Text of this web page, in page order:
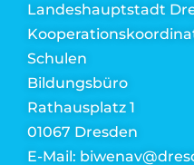
Landeshauptstadt
Schulen
Bildungsbüro
Rathausplatz 1
01067 Dresden
E-Mail: